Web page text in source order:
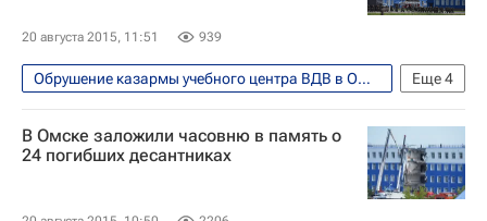
Министерство обороны РФ (Минобороны РФ)
20 августа 2015, 11:51 939
Еще4
Обрушение казармы учебного центра ВДВ в Омске
Безопасность
Европа
Весь мир
Россия
В Омске заложили часовню в память о
24 погибших десантниках